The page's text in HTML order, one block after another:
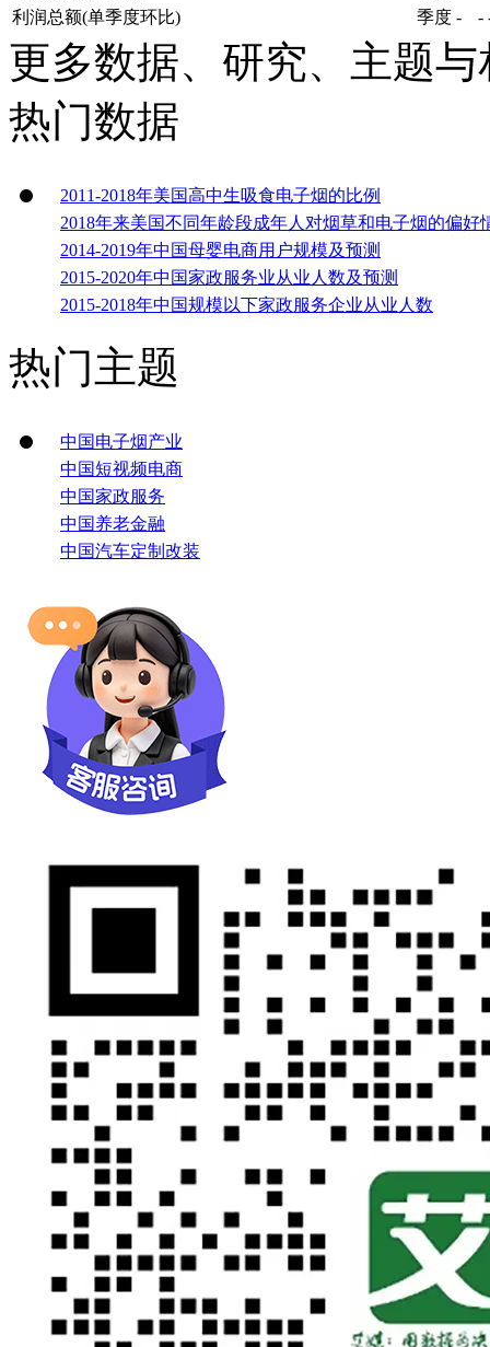
利润总额(单季度环比)
季度 - -
更多数据、研究、主题
热门数据
2011-2018年美国高中生吸食电子烟的比例
2018年来美国不同年龄段成年人对烟草和电子烟的偏好
2014-2019年中国母婴电商用户规模及预测
2015-2020年中国家政服务业从业人数及预测
2015-2018年中国规模以下家政服务企业从业人数
热门主题
中国电子烟产业
中国短视频电商
中国家政服务
中国养老金融
中国汽车定制改装